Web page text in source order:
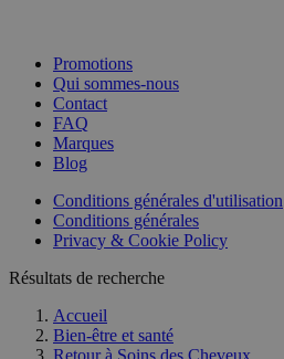
Promotions
Qui sommes-nous
Contact
FAQ
Marques
Blog
Conditions générales d'utilisation
Conditions générales
Privacy & Cookie Policy
Résultats de recherche
Accueil
Bien-être et santé